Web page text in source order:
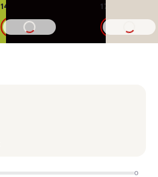
1490,00 ₽
В КОРЗИНУ
171,72 ₽
0